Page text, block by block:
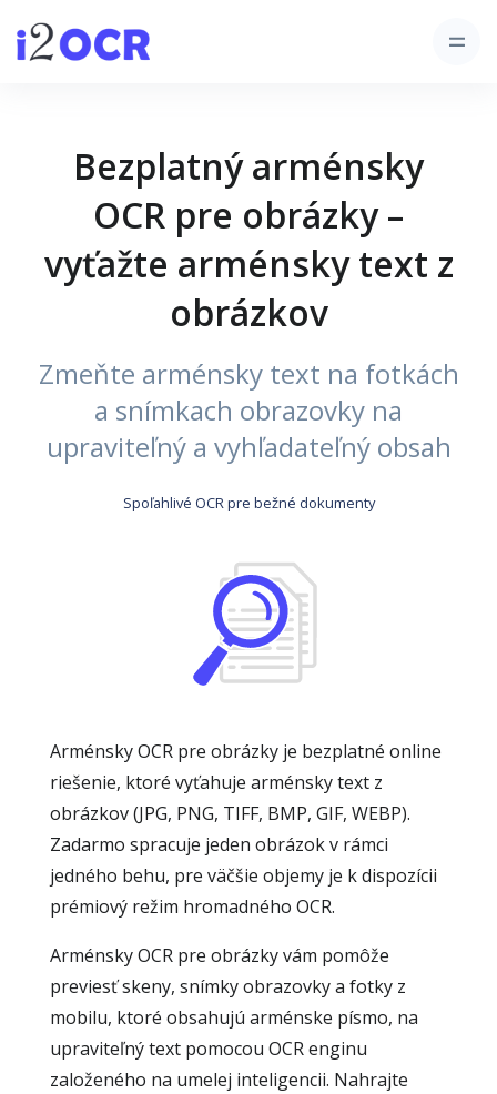
Bezplatný arménsky
OCR pre obrázky –
vyťažte arménsky text z
obrázkov
Zmeňte arménsky text na fotkách
a snímkach obrazovky na
upraviteľný a vyhľadateľný obsah
Spoľahlivé OCR pre bežné dokumenty
Arménsky OCR pre obrázky je bezplatné online
riešenie, ktoré vyťahuje arménsky text z
obrázkov (JPG, PNG, TIFF, BMP, GIF, WEBP).
Zadarmo spracuje jeden obrázok v rámci
jedného behu, pre väčšie objemy je k dispozícii
prémiový režim hromadného OCR.
Arménsky OCR pre obrázky vám pomôže
previesť skeny, snímky obrazovky a fotky z
mobilu, ktoré obsahujú arménske písmo, na
upraviteľný text pomocou OCR enginu
založeného na umelej inteligencii. Nahrajte